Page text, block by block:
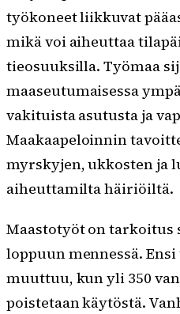
työkoneet liikkuvat
mikä voi aiheuttaa
tieosuuksilla. Työmaa
maaseutumaisessa
vakituista asutusta ja
Maakaapeloinnin
myrskyjen, ukkosten ja
aiheuttamilta häiriöiltä.
Maastotyöt on tarkoitus
loppuun mennessä.
muuttuu, kun yli 350
poistetaan käytöstä.